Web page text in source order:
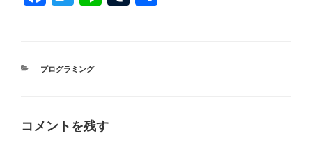
e
o
er
カ
プログラミング
コメントを残す